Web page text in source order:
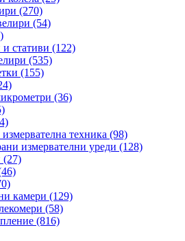
(270)
(54)
стативи (122)
(535)
(155)
(36)
техника (98)
измервателни уреди (128)
(27)
камери (129)
(58)
(816)